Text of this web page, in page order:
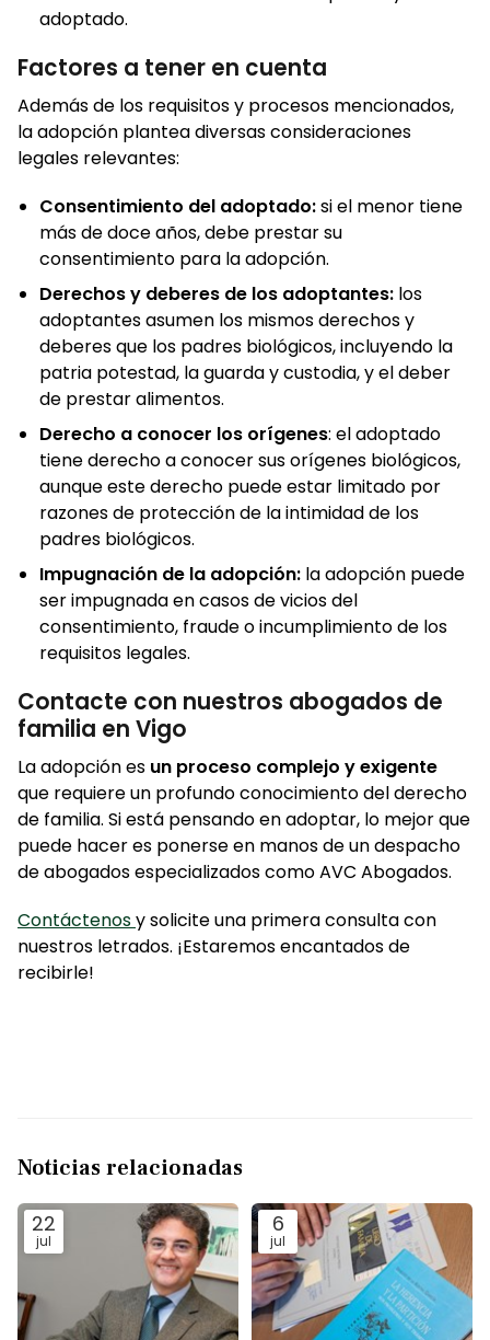
adoptado.
Factores a tener en cuenta
Además de los requisitos y procesos mencionados,
la adopción plantea diversas consideraciones
legales relevantes:
Consentimiento del adoptado:si el menor tiene
más de doce años, debe prestar su
consentimiento para la adopción.
Derechos y deberes de los adoptantes: los
adoptantes asumen los mismos derechos y
deberes que los padres biológicos, incluyendo la
patria potestad, la guarda y custodia, y el deber
de prestar alimentos.
Derecho a conocer los orígenes: el adoptado
tiene derecho a conocer sus orígenes biológicos,
aunque este derecho puede estar limitado por
razones de protección de la intimidad de los
padres biológicos.
Impugnación de la adopción: la adopción puede
ser impugnada en casos de vicios del
consentimiento, fraude o incumplimiento de los
requisitos legales.
Contacte con nuestros abogados de
familia en Vigo
La adopción es un proceso complejo y exigente
que requiere un profundo conocimiento del derecho
de familia. Si está pensando en adoptar, lo mejor que
puede hacer es ponerse en manos de un despacho
de abogados especializados como AVC Abogados.
Contáctenosy solicite una primera consulta con
nuestros letrados. ¡Estaremos encantados de
recibirle!
Noticias relacionadas
22
jul
6
jul